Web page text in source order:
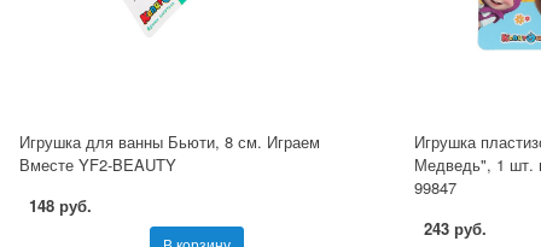
Игрушка для ванны Бьюти, 8 см. Играем
Вместе YF2-BEAUTY
148 руб.
Игрушка
Медведь", 1 шт.
99847
243 руб.